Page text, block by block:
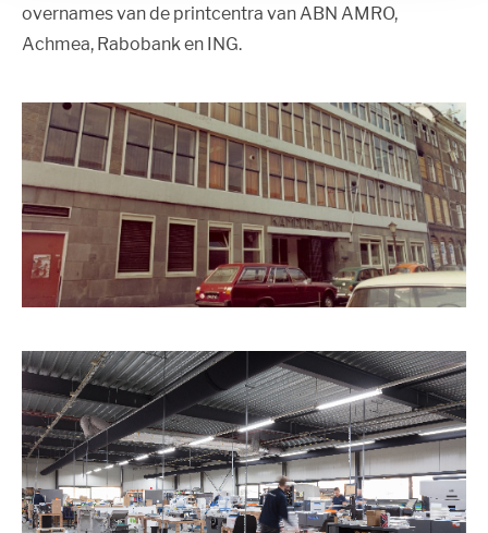
overnames van de printcentra van ABN AMRO,
Achmea, Rabobank en ING.